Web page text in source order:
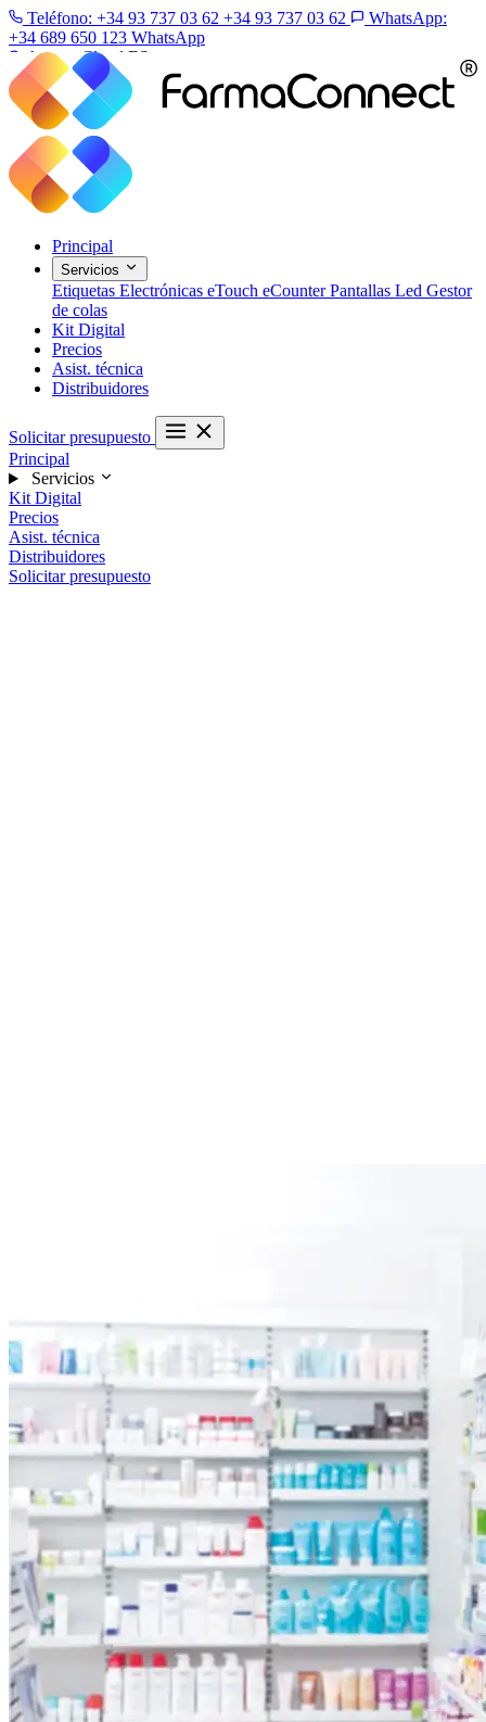
Teléfono: +34 93 737 03 62 +34 93 737 03 62
WhatsApp:
+34 689 650 123 WhatsApp
Acceso Cloud ES
Principal
Servicios
Etiquetas Electrónicas eTouch eCounterPantallas Led Gestor
de colas
Kit Digital
Precios
Asist. técnica
Distribuidores
Solicitar presupuesto
Principal
Servicios
Kit Digital
Precios
Asist. técnica
Distribuidores
Solicitar presupuesto